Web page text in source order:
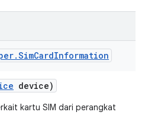
.SimCardInformation
device)
kartu SIM dari perangkat